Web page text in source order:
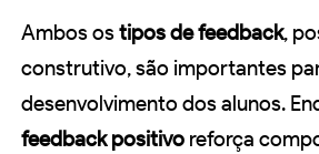
Ambos ostipos de feedback,
construtivo, são importantes
desenvolvimento dos alunos.
feedback positivo reforça